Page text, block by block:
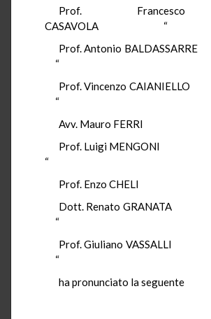
Prof.
CASAVOLA “
Prof. Antonio
“
Prof. Vincenzo
“
Avv. Mauro
Prof. Luigi
“
Prof. Enzo
Dott. Renato
“
Prof. Giuliano
“
ha pronunciato la seguente